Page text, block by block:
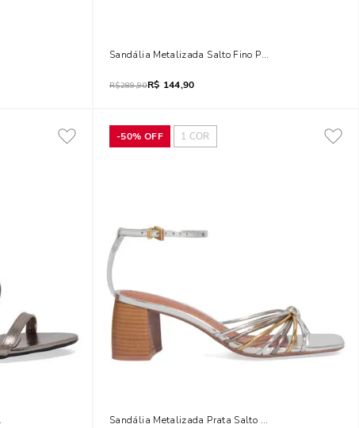
Prata Sandália Metalizada Salto Fino Prata
R$289,90R$ 144,90
Pewter
-50% OFF 1 COR
Sandália Metalizada Prata Salto Fachete